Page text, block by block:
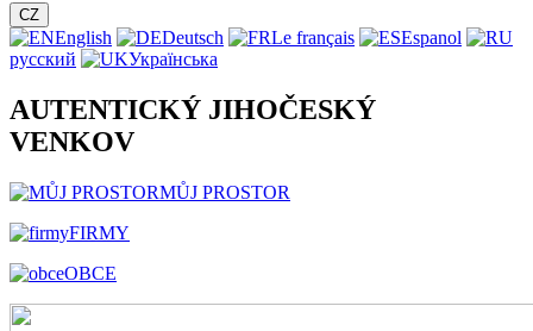
CZ
English Deutsch Le français
Espanol
русский
Українська
AUTENTICKÝ JIHOČESKÝ
VENKOV
MŮJ PROSTOR
FIRMY
OBCE